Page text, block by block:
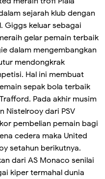
sejarah klub dengan
Giggs keluar sebagai
gelar pemain terbaik
dalam mengembangkan
mendongkrak
Hal ini membuat
sepak bola terbaik
Pada akhir musim
Nistelrooy dari PSV
pembelian pemain bagi
cedera maka United
setahun berikutnya.
dari AS Monaco senilai
kiper termahal dunia